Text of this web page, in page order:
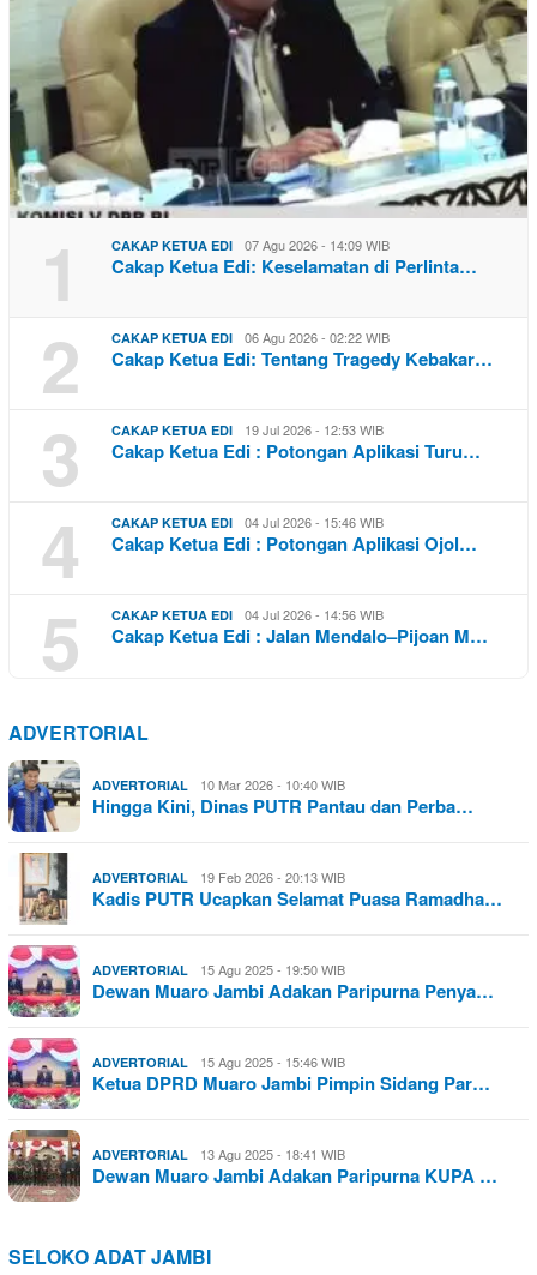
1 CAKAP KETUA EDI 07 Agu 2026 - 14:09 WIB
Cakap Ketua Edi: Keselamatan di Perlinta…
2 CAKAP KETUA EDI 06 Agu 2026 - 02:22 WIB
Cakap Ketua Edi: Tentang Tragedy Kebakar…
3 CAKAP KETUA EDI 19 Jul 2026 - 12:53 WIB
Cakap Ketua Edi : Potongan Aplikasi Turu…
4 CAKAP KETUA EDI 04 Jul 2026 - 15:46 WIB
Cakap Ketua Edi : Potongan Aplikasi Ojol…
5 CAKAP KETUA EDI 04 Jul 2026 - 14:56 WIB
Cakap Ketua Edi : Jalan Mendalo–Pijoan M…
ADVERTORIAL
ADVERTORIAL 10 Mar 2026 - 10:40 WIB
Hingga Kini, Dinas PUTR Pantau dan Perba…
ADVERTORIAL 19 Feb 2026 - 20:13 WIB
Kadis PUTR Ucapkan Selamat Puasa Ramadha…
ADVERTORIAL 15 Agu 2025 - 19:50 WIB
Dewan Muaro Jambi Adakan Paripurna Penya…
ADVERTORIAL 15 Agu 2025 - 15:46 WIB
Ketua DPRD Muaro Jambi Pimpin Sidang Par…
ADVERTORIAL 13 Agu 2025 - 18:41 WIB
Dewan Muaro Jambi Adakan Paripurna KUPA …
SELOKO ADAT JAMBI